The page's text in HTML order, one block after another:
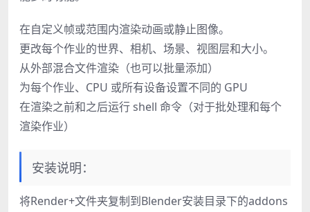
在自定义帧或范围内渲染动画或静止图像。
更改每个作业的世界、相机、场景、视图层和大小。
从外部混合文件渲染（也可以批量添加）
为每个作业、CPU 或所有设备设置不同的 GPU
在渲染之前和之后运行 shell 命令（对于批处理和每个
渲染作业）
安装说明：
将Render+文件夹复制到Blender安装目录下的addons